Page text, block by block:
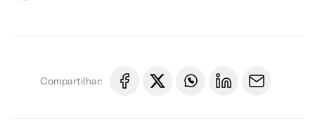
Compartilhar: